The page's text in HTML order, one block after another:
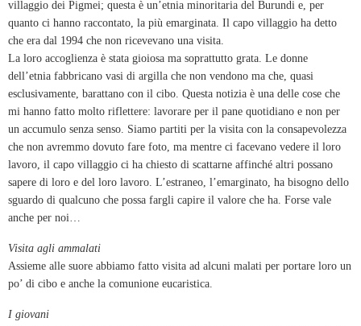
villaggio dei Pigmei; questa è un’etnia minoritaria del Burundi e, per
quanto ci hanno raccontato, la più emarginata. Il capo villaggio ha detto
che era dal 1994 che non ricevevano una visita.
La loro accoglienza è stata gioiosa ma soprattutto grata. Le donne
dell’etnia fabbricano vasi di argilla che non vendono ma che, quasi
esclusivamente, barattano con il cibo. Questa notizia è una delle cose che
mi hanno fatto molto riflettere: lavorare per il pane quotidiano e non per
un accumulo senza senso. Siamo partiti per la visita con la consapevolezza
che non avremmo dovuto fare foto, ma mentre ci facevano vedere il loro
lavoro, il capo villaggio ci ha chiesto di scattarne affinché altri possano
sapere di loro e del loro lavoro. L’estraneo, l’emarginato, ha bisogno dello
sguardo di qualcuno che possa fargli capire il valore che ha. Forse vale
anche per noi…
Visita agli ammalati
Assieme alle suore abbiamo fatto visita ad alcuni malati per portare loro un
po’ di cibo e anche la comunione eucaristica.
I giovani